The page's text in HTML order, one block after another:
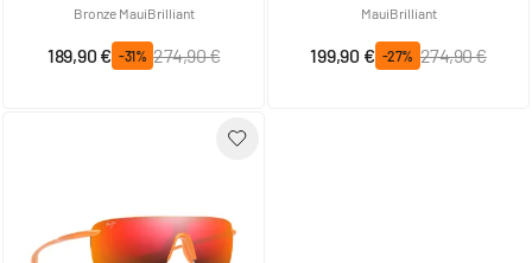
Bronze MauiBrilliant
Prix spécial
189,90 € -31%
Prix normal
274,90 €
MauiBrilliant
Prix spécial
199,90 € -27%
Prix normal
274,90 €